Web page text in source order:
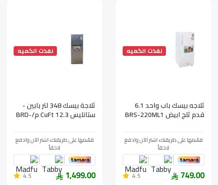
نفذت الكميه
ثلاجه بيسك باب واحد 6.1
قدم ثلج ابيض BRS-220ML1
قسّمها على طريقتك، اشتر الآن وادفع
لاحقاً
749.00
4.5
نفذت الكميه
ثلاجة بيسك 348 لتر بابين -
ستانليس CuFt 12.3 م/BRD-
قسّمها على طريقتك، اشتر الآن وادفع
لاحقاً
1,499.00
4.5